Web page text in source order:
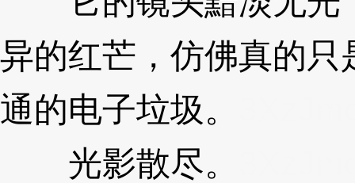
异的红芒，仿佛真的
通的电子垃圾。
光影散尽。